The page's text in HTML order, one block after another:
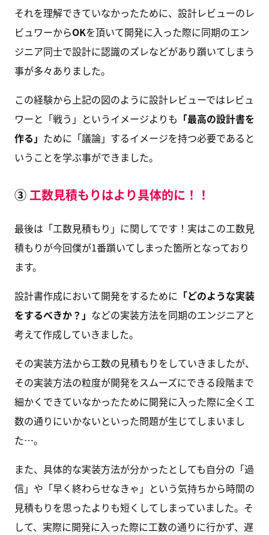
それを理解できていなかったために、設計レビューのレ
ビュワーからOKを頂いて開発に入った際に同期のエン
ジニア同士で設計に認識のズレなどがあり躓いてしまう
事が多々ありました。
この経験から上記の図のように設計レビューではレビュ
ワーと「戦う」というイメージよりも 「最高の設計書を
作る」 ために「議論」するイメージを持つ必要であると
いうことを学ぶ事ができました。
③ 工数見積もりはより具体的に！！
最後は「工数見積もり」に関してです！実はこの工数見
積もりが今回僕が1番躓いてしまった箇所となっており
ます。
設計書作成において開発をするために 「どのような実装
をするべきか？」 などの実装方法を同期のエンジニアと
考えて作成していきました。
その実装方法から工数の見積もりをしていきましたが、
その実装方法の粒度が開発をスムーズにできる段階まで
細かくできていなかったために開発に入った際に全く工
数の通りにいかないといった問題が生じてしまいまし
た…。
また、具体的な実装方法が分かったとしても自分の「過
信」や「早く終わらせなきゃ」という気持ちから時間の
見積もりを思ったよりも短くしてしまっていました。そ
して、実際に開発に入った際に工数の通りに行かず、遅